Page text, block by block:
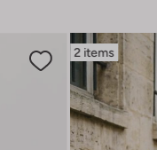
2 items